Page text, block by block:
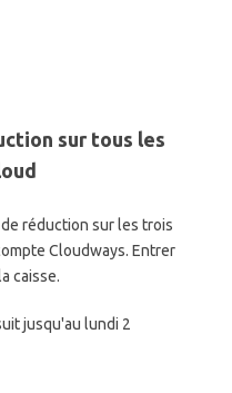
sur tous les
réduction sur les trois
Cloudways. Entrer
caisse.
jusqu'au lundi 2